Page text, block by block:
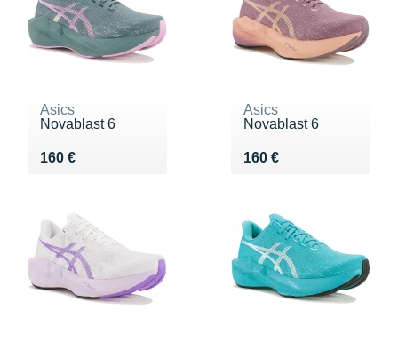
Asics
Novablast 6
160 €
Vendu 160 €
Asics
Novablast 6
160 €
Vendu 160 €